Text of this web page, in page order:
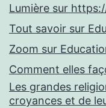
Lumière sur
Tout savoir sur
Zoom sur
Comment elles
Les grandes
croyances et de